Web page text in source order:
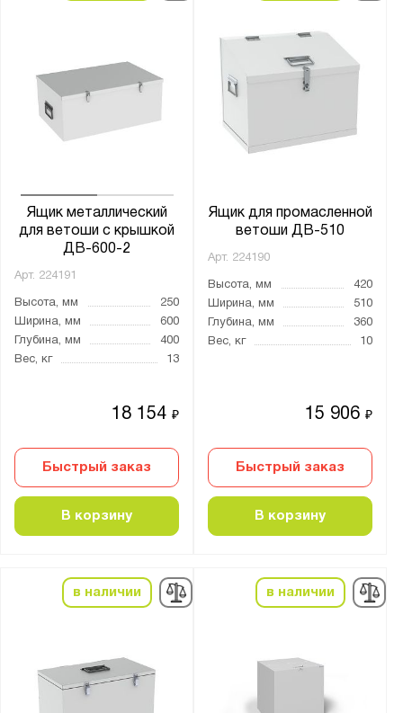
Ящик металлический
для ветоши с крышкой
ДВ-600-2
Арт. 224191
Высота, мм
250
Ширина, мм
600
Глубина, мм
400
Вес, кг
13
18 154₽
Быстрый заказ
В корзину
Ящик для промасленной
ветоши ДВ-510
Арт. 224190
Высота, мм
420
Ширина, мм
510
Глубина, мм
360
Вес, кг
10
15 906₽
Быстрый заказ
В корзину
в наличии в наличии
Показать Сбросить